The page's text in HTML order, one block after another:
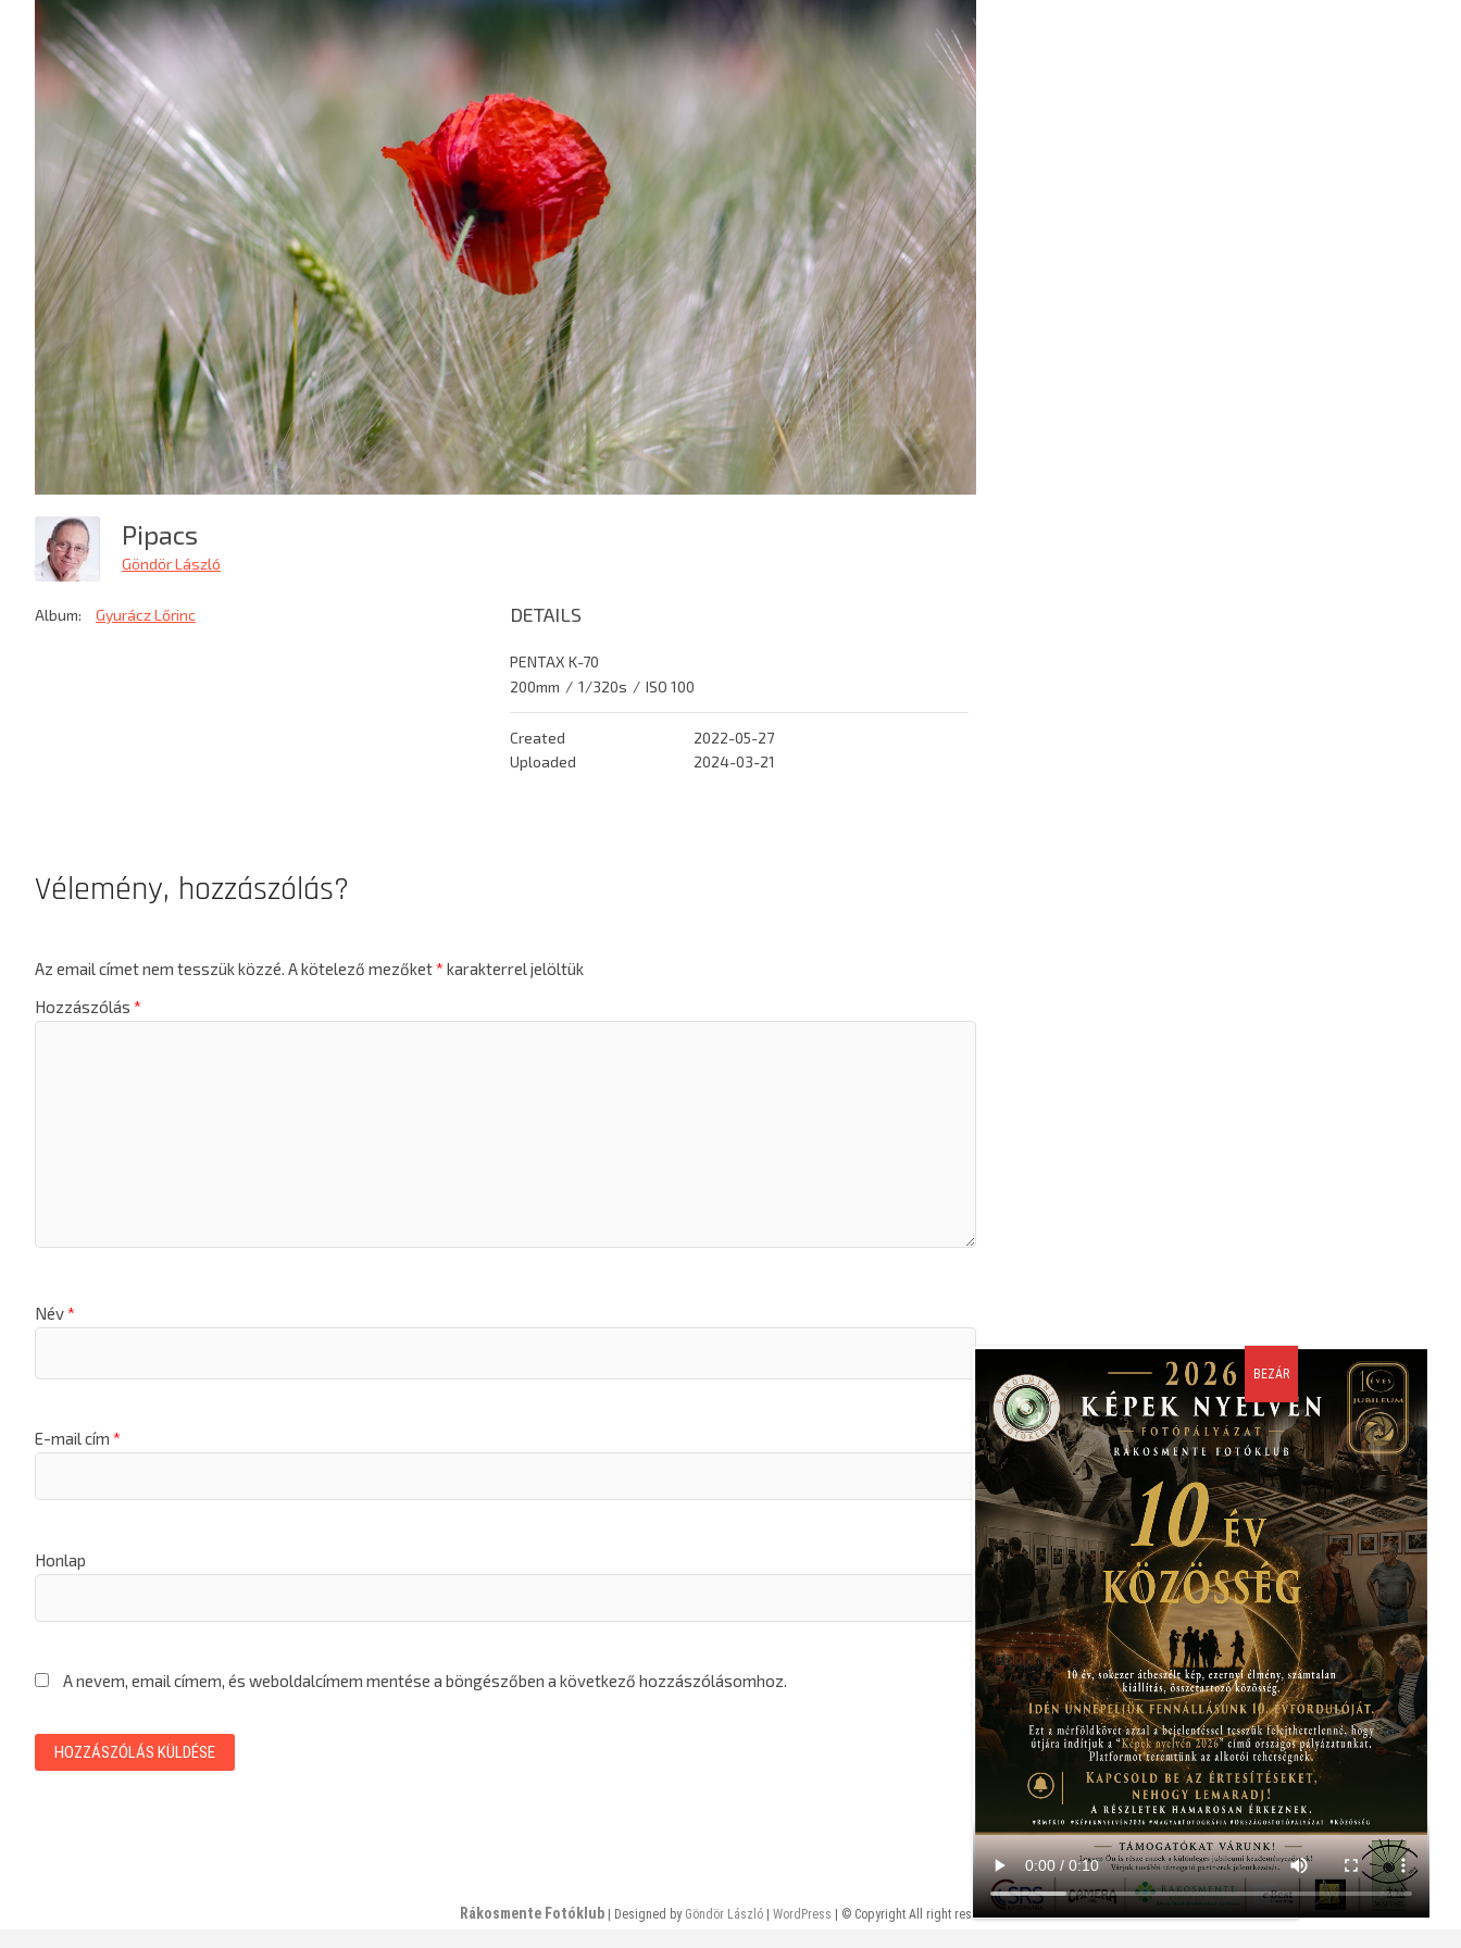
Pipacs
Göndör László
Album: Gyurácz Lőrinc DETAILS
PENTAX K-70
200mm / 1/320s / ISO 100
Created
2022-05-27
Uploaded
2024-03-21
Vélemény, hozzászólás?
Az email címet nem tesszük közzé. A kötelező mezőket* karakterrel jelöltük
Hozzászólás *
Név*
E-mail cím *
Honlap
A nevem, email címem, és weboldalcímem mentése a böngészőben a következő hozzászólásomhoz.
Rákosmente Fotóklub| Designed by Göndör László| WordPress | © Copyright All right reserved